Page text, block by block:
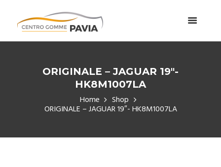
ORIGINALE – JAGUAR 19″-
HK8M1007LA
Home Shop
ORIGINALE – JAGUAR 19″- HK8M1007LA